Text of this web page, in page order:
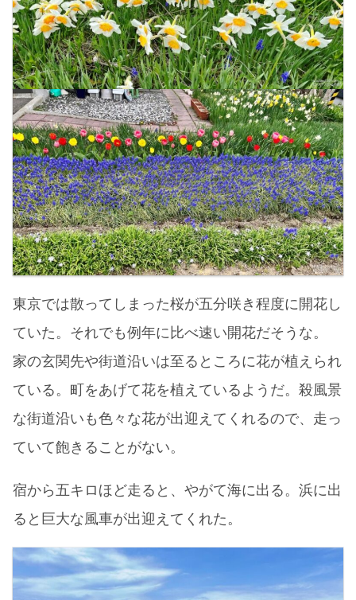
東京では散ってしまった桜が五分咲き程度に開花し
ていた。それでも例年に比べ速い開花だそうな。
家の玄関先や街道沿いは至るところに花が植えられ
ている。町をあげて花を植えているようだ。殺風景
な街道沿いも色々な花が出迎えてくれるので、走っ
ていて飽きることがない。
宿から五キロほど走ると、やがて海に出る。浜に出
ると巨大な風車が出迎えてくれた。